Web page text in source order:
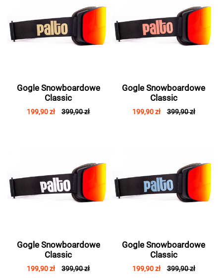
Gogle Snowboardowe
Classic
199,90 zł 399,90 zł
Gogle Snowboardowe
Classic
199,90 zł 399,90 zł
Gogle Snowboardowe
Classic
199,90 zł 399,90 zł
Gogle Snowboardowe
Classic
199,90 zł 399,90 zł